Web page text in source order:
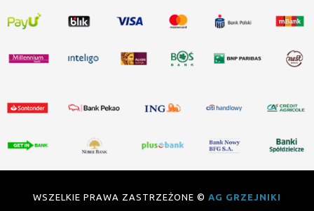
WSZELKIE PRAWA ZASTRZEŻONE © AG GRZEJNIKI